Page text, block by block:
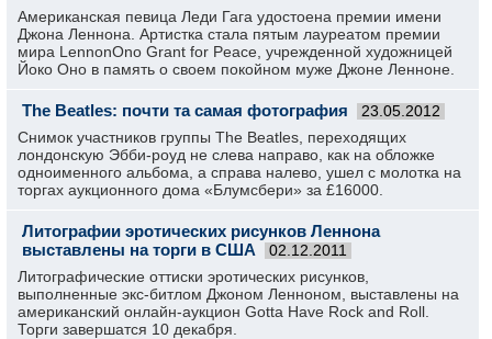
Американская певица Леди Гага удостоена премии имени
Джона Леннона. Артистка стала пятым лауреатом премии
мира LennonOno Grant for Peace, учрежденной художницей
Йоко Оно в память о своем покойном муже Джоне Ленноне.
The Beatles: почти та самая фотография 23.05.2012
Снимок участников группы The Beatles, переходящих
лондонскую Эбби-роуд не слева направо, как на обложке
одноименного альбома, а справа налево, ушел с молотка на
торгах аукционного дома «Блумсбери» за £16000.
Литографии эротических рисунков Леннона
выставлены на торги в США
02.12.2011
Литографические оттиски эротических рисунков,
выполненные экс-битлом Джоном Ленноном, выставлены на
американский онлайн-аукцион Gotta Have Rock and Roll.
Торги завершатся 10 декабря.